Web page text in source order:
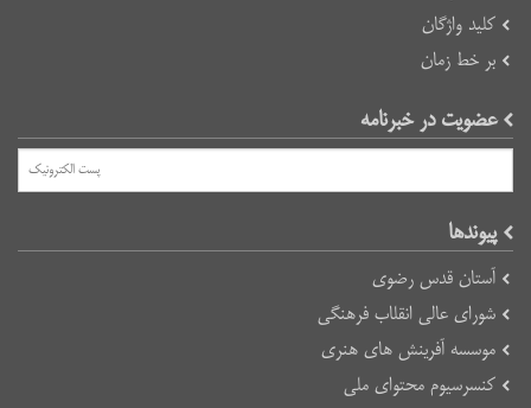
کلید واژگان
بر خط زمان
عضویت در خبرنامه
پیوند‌ها
آستان قدس رضوی
شورای عالی انقلاب فرهنگی
موسسه آفرینش های هنری
کنسرسیوم محتوای ملی